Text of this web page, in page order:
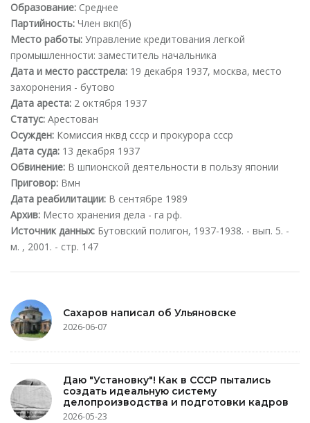
Образование: Среднее
Партийность: Член вкп(б)
Место работы: Управление кредитования легкой
промышленности: заместитель начальника
Дата и место расстрела: 19 декабря 1937, москва, место
захоронения - бутово
Дата ареста: 2 октября 1937
Статус: Арестован
Осужден: Комиссия нквд ссср и прокурора ссср
Дата суда: 13 декабря 1937
Обвинение: В шпионской деятельности в пользу японии
Приговор: Вмн
Дата реабилитации: В сентябре 1989
Архив: Место хранения дела - га рф.
Источник данных: Бутовский полигон, 1937-1938. - вып. 5. -
м. , 2001. - стр. 147
Сахаров написал об Ульяновске
2026-06-07
Даю "Установку"! Как в СССР пытались
создать идеальную систему
делопроизводства и подготовки кадров
2026-05-23